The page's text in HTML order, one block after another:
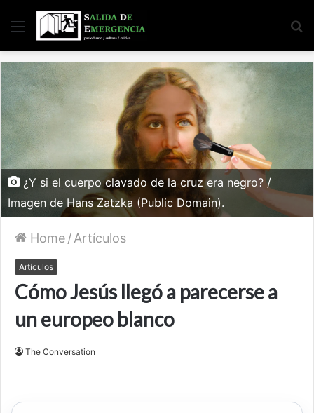
Menu
¿Y si el cuerpo clavado de la cruz era negro? /
Imagen de Hans Zatzka (Public Domain).
Home/Artículos
Artículos
Cómo Jesús llegó a parecerse a
un europeo blanco
The Conversation